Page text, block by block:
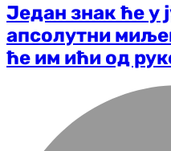
Један знак ће у
апсолутни
ће им ићи од